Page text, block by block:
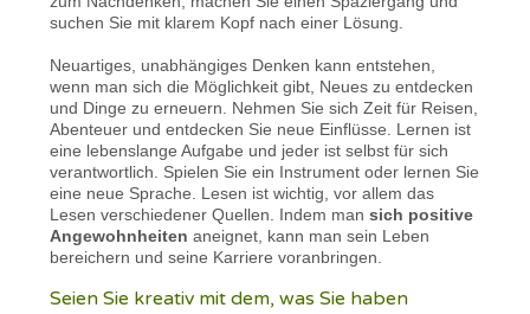
suchen Sie mit klarem Kopf nach einer Lösung.
Neuartiges, unabhängiges Denken kann entstehen,
wenn man sich die Möglichkeit gibt, Neues zu entdecken
und Dinge zu erneuern. Nehmen Sie sich Zeit für Reisen,
Abenteuer und entdecken Sie neue Einflüsse. Lernen ist
eine lebenslange Aufgabe und jeder ist selbst für sich
verantwortlich. Spielen Sie ein Instrument oder lernen Sie
eine neue Sprache. Lesen ist wichtig, vor allem das
Lesen verschiedener Quellen. Indem mansich positive
Angewohnheitenaneignet, kann man sein Leben
bereichern und seine Karriere voranbringen.
Seien Sie kreativ mit dem, was Sie haben